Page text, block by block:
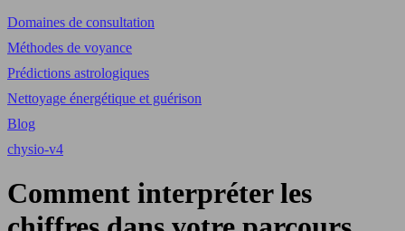
Domaines de consultation
Méthodes de voyance
Prédictions astrologiques
Nettoyage énergétique et guérison
Blog
chysio-v4
Comment interpréter les